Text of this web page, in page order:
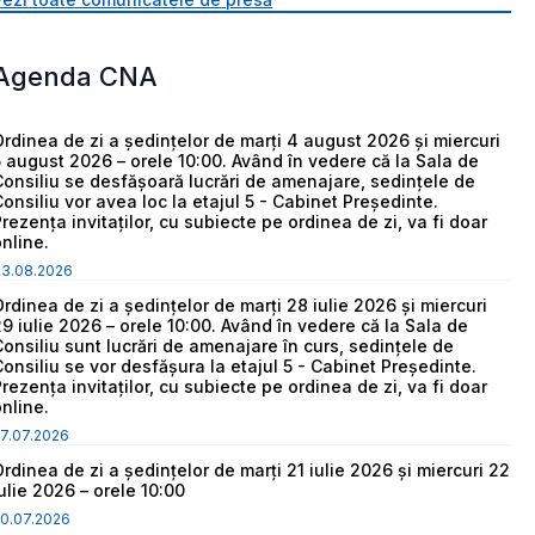
CNA
de zi a ședințelor de marți 4 august 2026 și miercuri
august 2026 – orele 10:00. Având în vedere că la Sala de
se desfășoară lucrări de amenajare, sedințele de
vor avea loc la etajul 5 - Cabinet Președinte.
invitaților, cu subiecte pe ordinea de zi, va fi doar
de zi a ședințelor de marți 28 iulie 2026 și miercuri
iulie 2026 – orele 10:00. Având în vedere că la Sala de
sunt lucrări de amenajare în curs, sedințele de
se vor desfășura la etajul 5 - Cabinet Președinte.
invitaților, cu subiecte pe ordinea de zi, va fi doar
de zi a ședințelor de marți 21 iulie 2026 și miercuri 22
2026 – orele 10:00